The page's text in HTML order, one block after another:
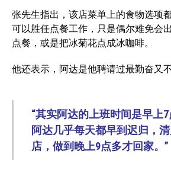
张先生指出，该店菜单上的食物选项
可以胜任点餐工作，只是偶尔难免会
点餐，或是把冰菊花点成冰咖啡。
他还表示，阿达是他聘请过最勤奋又
“其实阿达的上班时间是早上
阿达几乎每天都早到迟归，
店，做到晚上9点多才回家。”